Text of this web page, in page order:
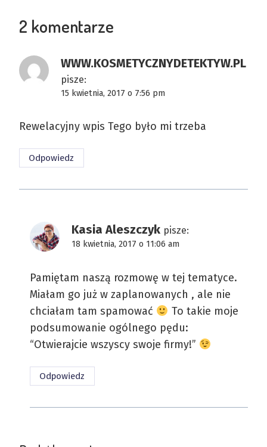
2 komentarze
WWW.KOSMETYCZNYDETEKTYW.PL
pisze:
15 kwietnia, 2017 o 7:56 pm
Rewelacyjny wpis Tego było mi trzeba
Odpowiedz
Kasia Aleszczyk pisze:
18 kwietnia, 2017 o 11:06 am
Pamiętam naszą rozmowę w tej tematyce.
Miałam go już w zaplanowanych , ale nie
chciałam tam spamować
To takie moje
podsumowanie ogólnego pędu:
“Otwierajcie wszyscy swoje firmy!”
Odpowiedz